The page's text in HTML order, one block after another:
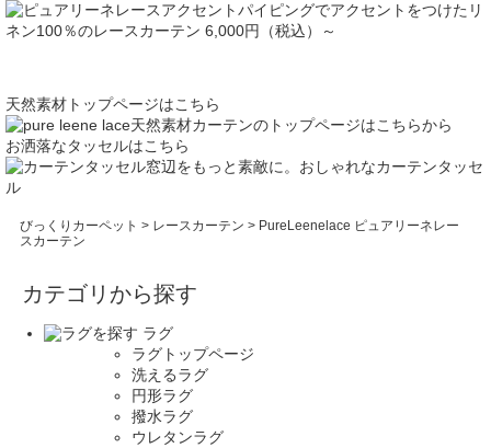
パイピングでアクセントをつけたリ
ネン100％のレースカーテン 6,000円（税込）～
天然素材トップページはこちら
天然素材カーテンのトップページはこちらから
お洒落なタッセルはこちら
窓辺をもっと素敵に。おしゃれなカーテンタッセ
ル
びっくりカーペット > レースカーテン > PureLeenelace ピュアリーネレー
スカーテン
カテゴリから探す
ラグ
ラグトップページ
洗えるラグ
円形ラグ
撥水ラグ
ウレタンラグ